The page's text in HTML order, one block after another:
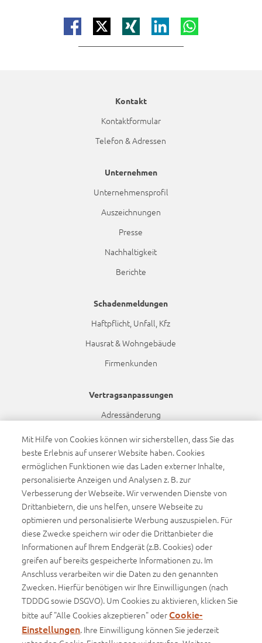
Teilen auf facebook
Teilen auf xTeilen auf xingTeilen auf linkedin
Teilen auf
Kontakt
Kontaktformular
Telefon & Adressen
Unternehmen
Unternehmensprofil
Auszeichnungen
Presse
Nachhaltigkeit
Berichte
Schadenmeldungen
Haftpflicht, Unfall, Kfz
Hausrat & Wohngebäude
Firmenkunden
Vertragsanpassungen
Adressänderung
Bankdatenänderung
Namensänderung
Dynamikanpassung
Barrierefreiheit
Barrierefreiheitserklärung
Infos
Basisinformationsblätter (BIB)
Produktinformationsblätter
Mit Hilfe von Cookies können wir sicherstellen, dass Sie das
beste Erlebnis auf unserer Website haben. Cookies
ermöglichen Funktionen wie das Laden externer Inhalte,
personalisierte Anzeigen und Analysen z. B. zur
Verbesserung der Webseite. Wir verwenden Dienste von
Drittanbietern, die uns helfen, unsere Webseite zu
optimieren und personalisierte Werbung auszuspielen. Für
diese Zwecke speichern wir oder die Drittanbieter die
Informationen auf Ihrem Endgerät (z.B. Cookies) oder
greifen auf bereits gespeicherte Informationen zu. Im
Anschluss verarbeiten wir die Daten zu den genannten
Zwecken. Hierfür benötigen wir Ihre Einwilligungen (nach
TDDDG sowie DSGVO). Um Cookies zu aktivieren, klicken Sie
bitte auf "Alle Cookies akzeptieren" oder Cookie-
Einstellungen. Ihre Einwilligung können Sie jederzeit